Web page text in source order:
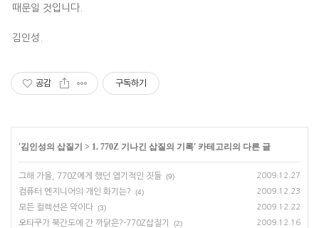
때문일 것입니다.
김인성.
공감 구독하기
'김인성의 삽질기 > 1. 770Z 기나긴 삽질의 기록' 카테고리의 다른 글
그해 가을, 770Z에게 했던 엽기적인 짓들 (9) 2009.12.27
컴퓨터 엔지니어의 개인 화기는? (4) 2009.12.23
모든 컬렉션은 악이다 (3) 2009.12.22
오타쿠가 북간도에 간 까닭은?-770Z삽질기 (2) 2009.12.16